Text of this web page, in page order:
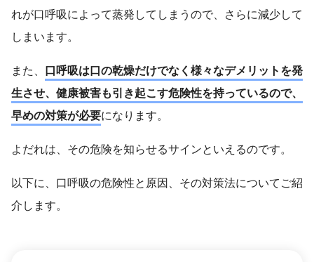
れが口呼吸によって蒸発してしまうので、さらに減少して
しまいます。
また、 口呼吸は口の乾燥だけでなく様々なデメリットを発
生させ、健康被害も引き起こす危険性を持っているので、
早めの対策が必要になります。
よだれは、その危険を知らせるサインといえるのです。
以下に、口呼吸の危険性と原因、その対策法についてご紹
介します。